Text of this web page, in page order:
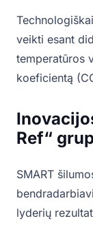
veikti esant
temperatūros
koeficientą
Ref“
SMART
lyderių